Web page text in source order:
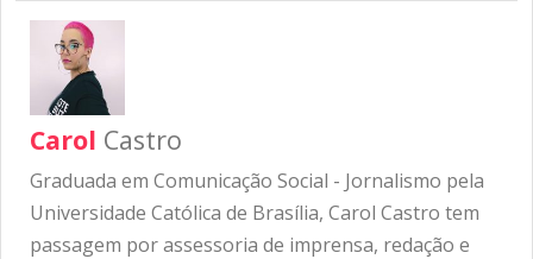
Carol Castro
Graduada em Comunicação Social - Jornalismo pela
Universidade Católica de Brasília, Carol Castro tem
passagem por assessoria de imprensa, redação e